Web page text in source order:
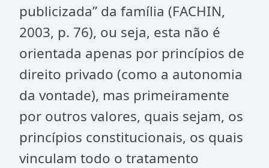
publicizada” da família (FACHIN,
2003, p. 76), ou seja, esta não é
orientada apenas por princípios de
direito privado (como a autonomia
da vontade), mas primeiramente
por outros valores, quais sejam, os
princípios constitucionais, os quais
vinculam todo o tratamento